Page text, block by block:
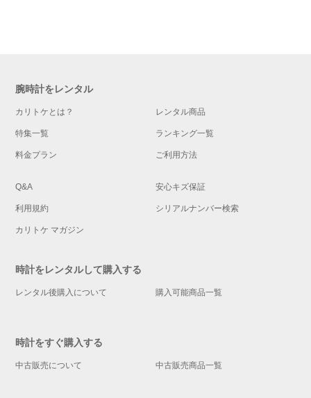
腕時計をレンタル
カリトケとは？ レンタル商品
特集一覧 ランキング一覧
料金プラン ご利用方法
Q&A 安心キズ保証
利用規約 シリアルナンバー検索
カリトケ マガジン
時計をレンタルして購入する
レンタル後購入について 購入可能商品一覧
時計をすぐ購入する
中古販売について 中古販売商品一覧